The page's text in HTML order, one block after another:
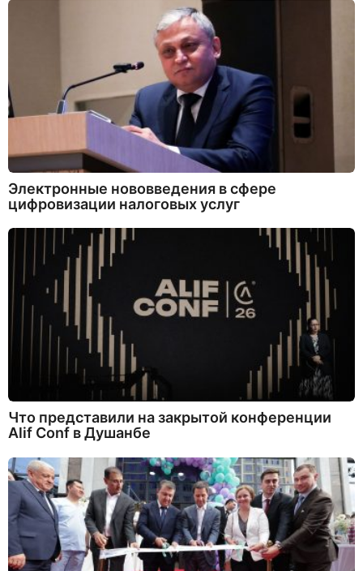
Электронные нововведения в сфере
цифровизации налоговых услуг
Что представили на закрытой конференции
Alif Conf в Душанбе